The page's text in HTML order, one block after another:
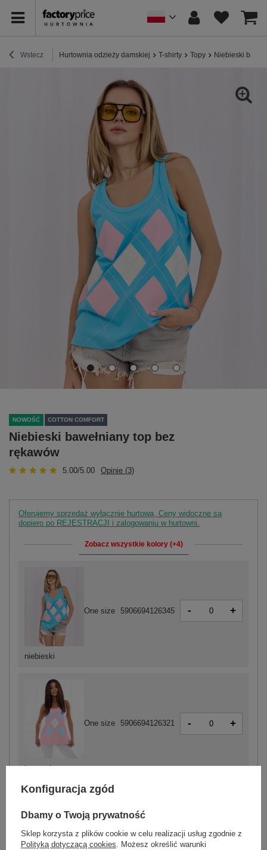
Wstecz Hurtownia odzieży damskiej T-shirty Topy Niebieski
NOWOŚĆ COTTON COMFORT
Niebieski bawełniany top bez
rękawów
5.00/5.00 Opinie (3)
Oferujemy sprzedaż wyłącznie hurtową. Ceny widoczne są
dopiero po REJESTRACJI i zalogowaniu w hurtowni.
Zobacz wszystkie kolory (+4)
jasny różowy
One size 5906694126321 - +
One size 5906694126369 - +
niebieski
One size 5906694126345 - +
Konfiguracja zgód
Dbamy o Twoją prywatność
Sklep korzysta z plików cookie w celu realizacji usług zgodnie z
Polityką dotyczącą cookies. Możesz określić warunki